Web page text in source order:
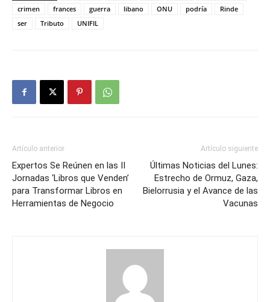
crimen
frances guerra libano ONU podría
Rinde
ser
Tributo UNIFIL
Artículo anterior
Expertos Se Reúnen en las II
Jornadas ‘Libros que Venden’
para Transformar Libros en
Herramientas de Negocio
Artículo siguiente
Últimas Noticias del Lunes:
Estrecho de Ormuz, Gaza,
Bielorrusia y el Avance de las
Vacunas